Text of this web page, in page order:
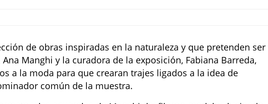
de obras inspiradas en la naturaleza y que pretenden ser
Manghi y la curadora de la exposición, Fabiana Barreda,
a la moda para que crearan trajes ligados a la idea de
común de la muestra.